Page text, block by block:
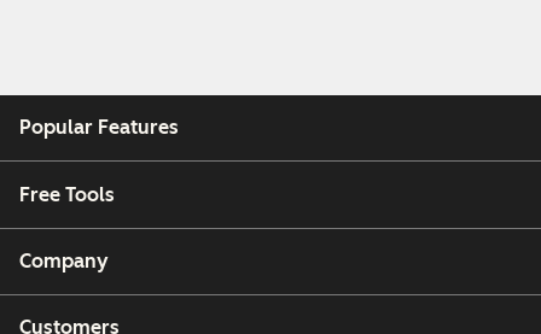
Popular Features
Free Tools
Company
Customers